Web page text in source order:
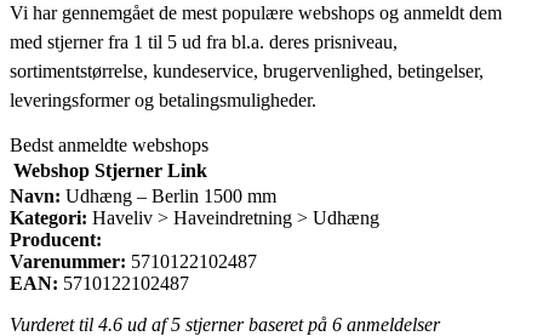
Vi har gennemgået de mest populære webshops og anmeldt dem
med stjerner fra 1 til 5 ud fra bl.a. deres prisniveau,
sortimentstørrelse, kundeservice, brugervenlighed, betingelser,
leveringsformer og betalingsmuligheder.
Bedst anmeldte webshops
Webshop Stjerner Link
Navn: Udhæng – Berlin 1500 mm
Kategori: Haveliv > Haveindretning > Udhæng
Producent:
Varenummer: 5710122102487
EAN: 5710122102487
Vurderet til 4.6 ud af 5 stjerner baseret på 6 anmeldelser